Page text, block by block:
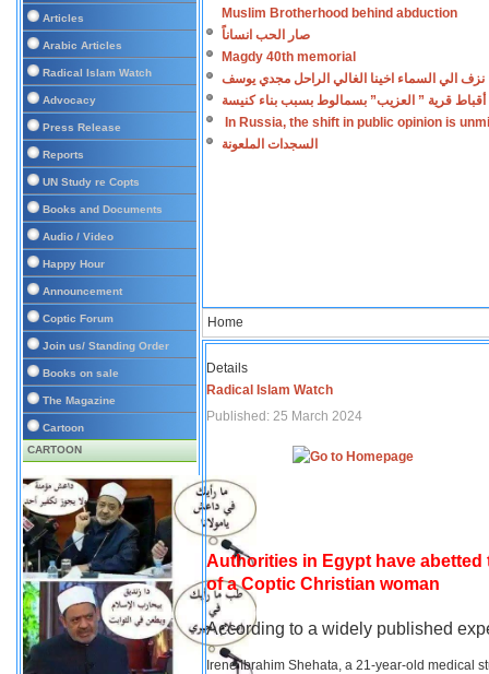
Articles
Arabic Articles
Radical Islam Watch
Advocacy
Press Release
Reports
UN Study re Copts
Books and Documents
Audio / Video
Happy Hour
Announcement
Coptic Forum
Join us/ Standing Order
Books on sale
The Magazine
Cartoon
CARTOON
Muslim Brotherhood behind abduction
صار الحب انساناً
Magdy 40th memorial
نزف الي السماء اخينا الغالي الراحل مجدي يوسف
أقباط قرية ” العزيب” بسمالوط بسبب بناء كنيسة
In Russia, the shift in public opinion is
السجدات الملعونة
Home
Details
Radical Islam Watch
Published: 25 March 2024
Authorities in Egypt have
of a Coptic Christian woman
According to a widely published
Irene Ibrahim Shehata, a 21-year-old medical